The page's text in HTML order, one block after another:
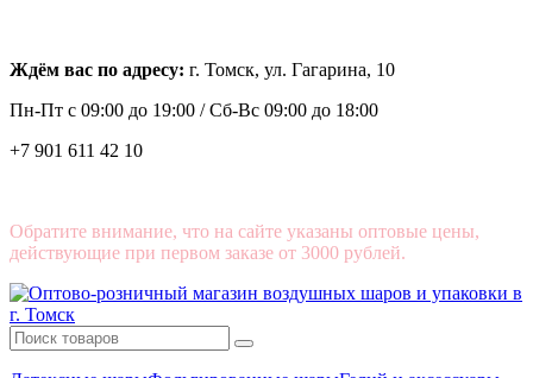
Ждём вас по адресу: г. Томск, ул. Гагарина, 10
Пн-Пт с 09:00 до 19:00 /Сб-Вс 09:00 до 18:00
+7 901 611 42 10
Обратите внимание, что на сайте указаны оптовые цены,
действующие при первом заказе от 3000 рублей.